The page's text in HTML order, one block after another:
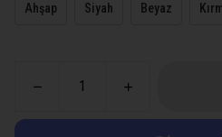
Ahşap Siyah Beyaz